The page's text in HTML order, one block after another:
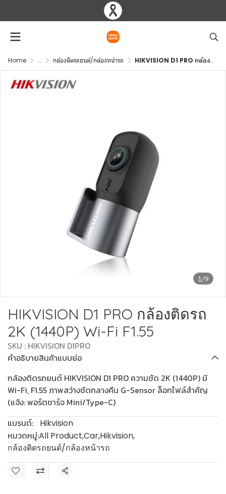
Home ... กล้องติดรถยนต์/กล้องหน้ารถ HIKVISION D1 PRO กล้องติดรถ 2K (1440P) Wi-Fi F1.55
1/9
HIKVISION D1 PRO กล้องติดรถ
2K (1440P) Wi-Fi F1.55
SKU : HIKVISION D1PRO
คำอธิบายสินค้าแบบย่อ
กล้องติดรถยนต์ HIKVISION D1 PRO ความชัด 2K (1440P) มี
Wi-Fi, F1.55 ภาพสว่างชัดกลางคืน G-Sensor ล็อกไฟล์สำคัญ
(แจ้ง: พอร์ตชาร์จ Mini/Type-C)
แบรนด์:
Hikvision
หมวดหมู่:All Product,Car,Hikvision,
กล้องติดรถยนต์/กล้องหน้ารถ
แชร์